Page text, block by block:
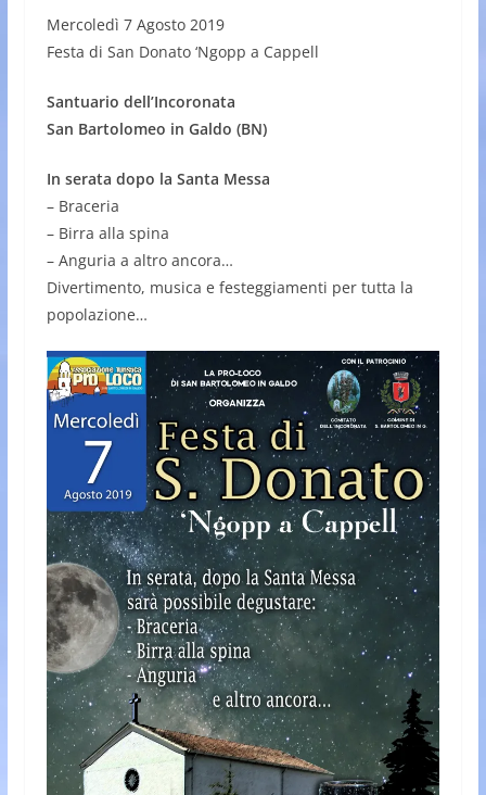
Mercoledì 7 Agosto 2019
Festa di San Donato ‘Ngopp a Cappell
Santuario dell’Incoronata
San Bartolomeo in Galdo (BN)
In serata dopo la Santa Messa
– Braceria
– Birra alla spina
– Anguria a altro ancora…
Divertimento, musica e festeggiamenti per tutta la
popolazione…